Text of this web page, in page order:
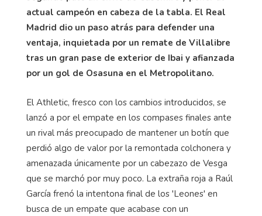
actual campeón en cabeza de la tabla. El Real
Madrid dio un paso atrás para defender una
ventaja, inquietada por un remate de Villalibre
tras un gran pase de exterior de Ibai y afianzada
por un gol de Osasuna en el Metropolitano.
El Athletic, fresco con los cambios introducidos, se
lanzó a por el empate en los compases finales ante
un rival más preocupado de mantener un botín que
perdió algo de valor por la remontada colchonera y
amenazada únicamente por un cabezazo de Vesga
que se marchó por muy poco. La extraña roja a Raúl
García frenó la intentona final de los 'Leones' en
busca de un empate que acabase con un